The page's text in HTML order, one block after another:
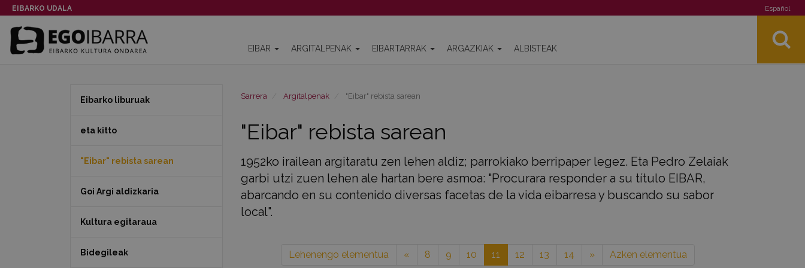
EIBARKO UDALA Español
EIBAR ARGITALPENAK EIBARTARRAK ARGAZKIAK ALBISTEAK
Sarrera Argitalpenak "Eibar" rebista sarean
"Eibar" rebista sarean
1952ko irailean argitaratu zen lehen aldiz; parrokiako berripaper legez. Eta Pedro Zelaiak
garbi utzi zuen lehen ale hartan bere asmoa: "Procurara responder a su título EIBAR,
abarcando en su contenido diversas facetas de la vida eibarresa y buscando su sabor
local".
Lehenengo elementua « 8 9 10 11 12 13 14 » Azken elementua
Eibarko liburuak
eta kitto
"Eibar" rebista sarean
Goi Argi aldizkaria
Kultura egitaraua
Bidegileak